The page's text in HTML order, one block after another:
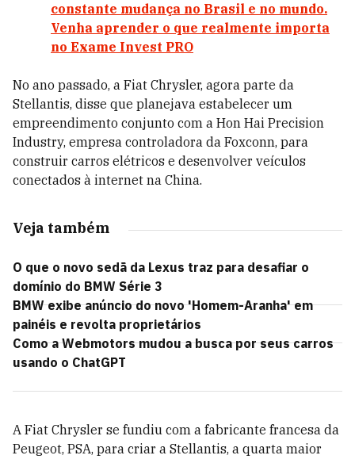
constante mudança no Brasil e no mundo.
Venha aprender o que realmente importa
no Exame Invest PRO
No ano passado, a Fiat Chrysler, agora parte da
Stellantis, disse que planejava estabelecer um
empreendimento conjunto com a Hon Hai Precision
Industry, empresa controladora da Foxconn, para
construir carros elétricos e desenvolver veículos
conectados à internet na China.
Veja também
O que o novo sedã da Lexus traz para desafiar o
domínio do BMW Série 3
BMW exibe anúncio do novo 'Homem-Aranha' em
painéis e revolta proprietários
Como a Webmotors mudou a busca por seus carros
usando o ChatGPT
A Fiat Chrysler se fundiu com a fabricante francesa da
Peugeot, PSA, para criar a Stellantis, a quarta maior